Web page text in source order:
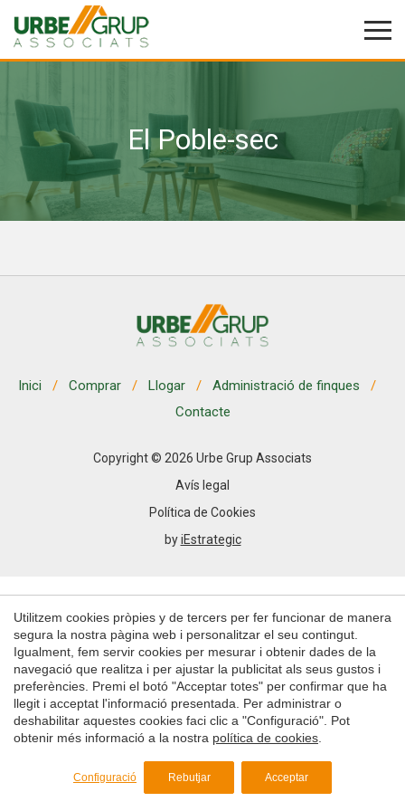
El Poble-sec
Inici Comprar Llogar
Administració de finques
Contacte
Copyright © 2026 Urbe Grup Associats
Avís legal
Política de Cookies
byiEstrategic
Utilitzem cookies pròpies y de tercers per fer funcionar de manera
segura la nostra pàgina web i personalitzar el seu contingut.
Igualment, fem servir cookies per mesurar i obtenir dades de la
navegació que realitza i per ajustar la publicitat als seus gustos i
preferències. Premi el botó "Acceptar totes" per confirmar que ha
llegit i acceptat l'informació presentada. Per administrar o
deshabilitar aquestes cookies faci clic a "Configuració". Pot
obtenir més informació a la nostra política de cookies
Configuració Rebutjar Acceptar
Modificar cookies
Tècniques i funcionals
Sempre activades
de les mateixes. L'usuari té la possibilitat de configurar el
instal·lades al disc dur, encara que haurà de tenir en
compte que aquesta acció podrà ocasionar dificultats de
navegació de la pàgina web.
Analítiques i personalització
Permeten fer el seguiment i l'anàlisi del comportament
mesurament de l'activitat del web per a l'elaboració de
perfils de navegació dels usuaris per introduir millores en
funció de l'anàlisi de les dades d'ús que fan els usuaris del
servei. Permeten desar la informació de preferència de
l'usuari per millorar la qualitat dels nostres serveis i oferir
informació sobre les preferències i les eleccions personals
de l'usuari a través de l'observació continuada dels seus
hàbits de navegació. Gràcies a elles, podem conèixer els
hàbits de navegació al lloc web i mostrar publicitat
relacionada amb el perfil de navegació de l'usuari.
Guardar configuració Acceptar totes